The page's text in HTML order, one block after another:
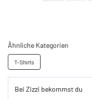
Ähnliche Kategorien
T-Shirts
Bei Zizzi bekommst du